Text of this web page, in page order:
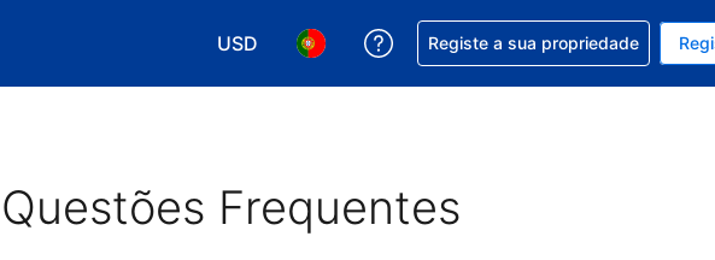
USD
Escolha a sua moeda. A sua moeda atual é Dólar dos
Escolha o seu idioma. O seu idioma atual é
Obtenha ajuda com a sua reserva
Registe a sua propriedade
Questões Frequentes